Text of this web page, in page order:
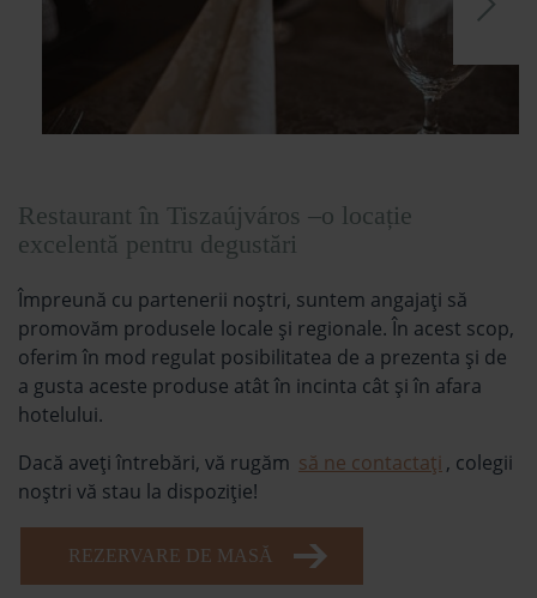
Restaurant în Tiszaújváros –o locație
excelentă pentru degustări
Împreună cu partenerii noștri, suntem angajați să
promovăm produsele locale și regionale. În acest scop,
oferim în mod regulat posibilitatea de a prezenta și de
a gusta aceste produse atât în incinta cât și în afara
hotelului.
Dacă aveți întrebări, vă rugăm să ne contactați , colegii
noștri vă stau la dispoziție!
REZERVARE DE MASĂ